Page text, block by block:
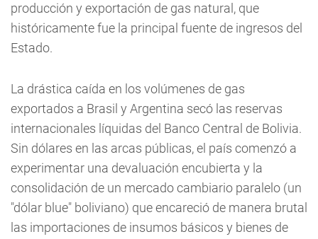
producción y exportación de gas natural, que
históricamente fue la principal fuente de ingresos del
Estado.
La drástica caída en los volúmenes de gas
exportados a Brasil y Argentina secó las reservas
internacionales líquidas del Banco Central de Bolivia.
Sin dólares en las arcas públicas, el país comenzó a
experimentar una devaluación encubierta y la
consolidación de un mercado cambiario paralelo (un
"dólar blue" boliviano) que encareció de manera brutal
las importaciones de insumos básicos y bienes de